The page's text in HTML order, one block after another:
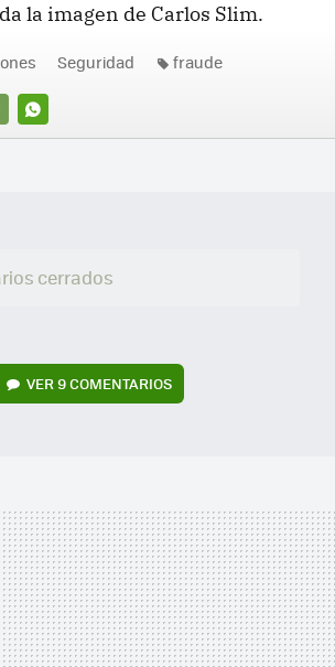
la imagen de Carlos Slim.
WHATSAPP
Seguridad fraude
cerrados
VER 9 COMENTARIOS